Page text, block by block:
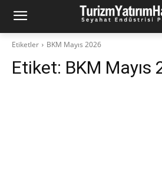
Etiketler BKM Mayıs 2026
Etiket: BKM Mayıs